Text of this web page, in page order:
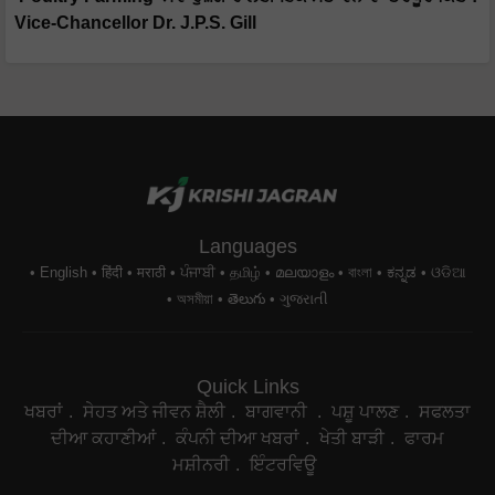
Vice-Chancellor Dr. J.P.S. Gill
Languages
English हिंदी मराठी ਪੰਜਾਬੀ தமிழ் മലയാളം বাংলা ಕನ್ನಡ
ଓଡିଆ
অসমীয়া
తెలుగు ગુજરાતી
Quick Links
ਖਬਰਾਂ ਸੇਹਤ ਅਤੇ ਜੀਵਨ ਸ਼ੈਲੀ ਬਾਗਵਾਨੀ ਪਸ਼ੂ ਪਾਲਣ
ਸਫਲਤਾ
ਦੀਆ ਕਹਾਣੀਆਂ
ਕੰਪਨੀ ਦੀਆ ਖਬਰਾਂ ਖੇਤੀ ਬਾੜੀ
ਫਾਰਮ
ਮਸ਼ੀਨਰੀ
ਇੰਟਰਵਿਊ